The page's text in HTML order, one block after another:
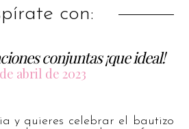
con:
conjuntas ¡que ideal!
abril de 2023
y quieres celebrar el bautizo